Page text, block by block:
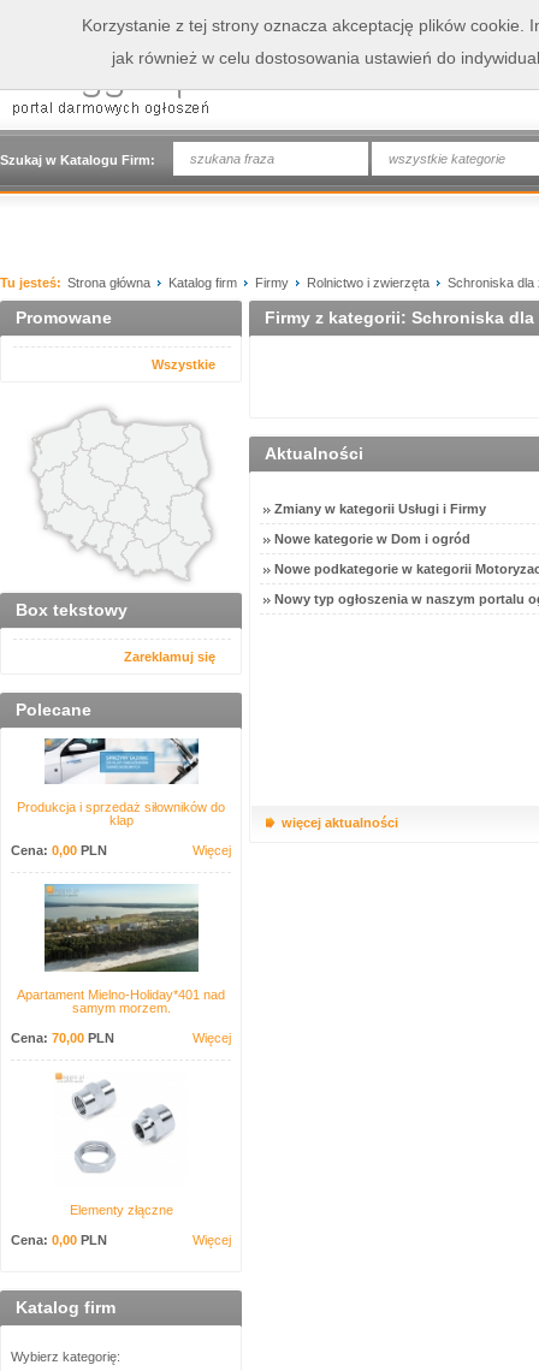
Szukaj w Katalogu Firm: wszystkie kategorie
Tu jesteś: Strona główna Katalog firm Firmy Rolnictwo i zwierzęta Schroniska dla
Promowane
Wszystkie
Box tekstowy
Zareklamuj się
Polecane
Produkcja i sprzedaż siłowników do
klap
Cena: 0,00 PLN Więcej
Apartament Mielno-Holiday*401 nad
samym morzem.
Cena: 70,00 PLN Więcej
Elementy złączne
Cena: 0,00 PLN Więcej
Katalog firm
Wybierz kategorię:
Firmy z kategorii: Schroniska dla
Aktualności
Zmiany w kategorii Usługi i Firmy
Nowe kategorie w Dom i ogród
Nowe podkategorie w kategorii
Nowy typ ogłoszenia w naszym portalu
więcej aktualności
Korzystanie z tej strony oznacza akceptację plików cookie.
jak również w celu dostosowania ustawień do